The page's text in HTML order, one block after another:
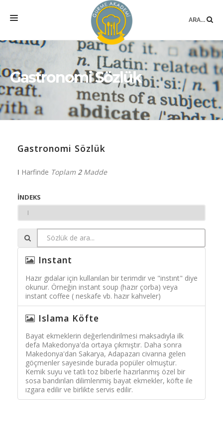
ARA...
ANASAYFA
MEKAN
EĞITIMLER
DANIŞMANLIK
BLOG
Gastronomi Sözlük
Gastronomi Sözlük
I Harfinde Toplam 2Madde
İNDEKS
Instant
Hazır gıdalar için kullanılan bir terimdir ve "instınt" diye
okunur. Örneğin instant soup (hazır çorba) veya
instant coffee ( neskafe vb. hazır kahveler)
Islama Köfte
Bayat ekmeklerin değerlendirilmesi maksadıyla ilk
defa Makedonya'da ortaya çıkmıştır. Daha sonra
Makedonya'dan Sakarya, Adapazarı civarına gelen
göçmenler sayesinde burada popüler olmuştur.
Kemik suyu ve tatlı toz biberle hazırlanmış özel bir
sosa bandırılan dilimlenmiş bayat ekmekler, köfte ile
ızgara edilir ve birlikte servis edilir.